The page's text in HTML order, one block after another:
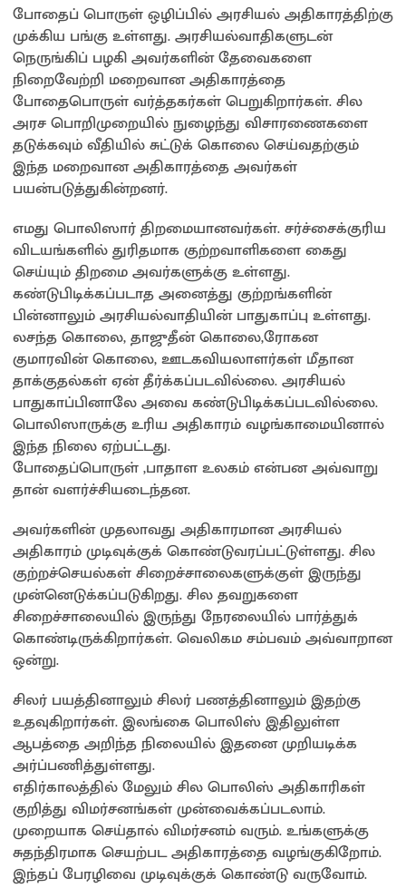
போதைப் பொருள் ஒழிப்பில் அரசியல் அதிகாரத்திற்கு
முக்கிய பங்கு உள்ளது. அரசியல்வாதிகளுடன்
நெருங்கிப் பழகி அவர்களின் தேவைகளை
நிறைவேற்றி மறைவான அதிகாரத்தை
போதைபொருள் வர்த்தகர்கள் பெறுகிறார்கள். சில
அரச பொறிமுறையில் நுழைந்து விசாரணைகளை
தடுக்கவும் வீதியில் சுட்டுக் கொலை செய்வதற்கும்
இந்த மறைவான அதிகாரத்தை அவர்கள்
பயன்படுத்துகின்றனர்.
எமது பொலிஸார் திறமையானவர்கள். சர்ச்சைக்குரிய
விடயங்களில் துரிதமாக குற்றவாளிகளை கைது
செய்யும் திறமை அவர்களுக்கு உள்ளது.
கண்டுபிடிக்கப்படாத அனைத்து குற்றங்களின்
பின்னாலும் அரசியல்வாதியின் பாதுகாப்பு உள்ளது.
லசந்த கொலை, தாஜுதீன் கொலை,ரோகன
குமாரவின் கொலை, ஊடகவியலாளர்கள் மீதான
தாக்குதல்கள் ஏன் தீர்க்கப்படவில்லை. அரசியல்
பாதுகாப்பினாலே அவை கண்டுபிடிக்கப்படவில்லை.
பொலிஸாருக்கு உரிய அதிகாரம் வழங்காமையினால்
இந்த நிலை ஏற்பட்டது.
போதைப்பொருள் ,பாதாள உலகம் என்பன அவ்வாறு
தான் வளர்ச்சியடைந்தன.
அவர்களின் முதலாவது அதிகாரமான அரசியல்
அதிகாரம் முடிவுக்குக் கொண்டுவரப்பட்டுள்ளது. சில
குற்றச்செயல்கள் சிறைச்சாலைகளுக்குள் இருந்து
முன்னெடுக்கப்படுகிறது. சில தவறுகளை
சிறைச்சாலையில் இருந்து நேரலையில் பார்த்துக்
கொண்டிருக்கிறார்கள். வெலிகம சம்பவம் அவ்வாறான
ஒன்று.
சிலர் பயத்தினாலும் சிலர் பணத்தினாலும் இதற்கு
உதவுகிறார்கள். இலங்கை பொலிஸ் இதிலுள்ள
ஆபத்தை அறிந்த நிலையில் இதனை முறியடிக்க
அர்ப்பணித்துள்ளது.
எதிர்காலத்தில் மேலும் சில பொலிஸ் அதிகாரிகள்
குறித்து விமர்சனங்கள் முன்வைக்கப்படலாம்.
முறையாக செய்தால் விமர்சனம் வரும். உங்களுக்கு
சுதந்திரமாக செயற்பட அதிகாரத்தை வழங்குகிறோம்.
இந்தப் பேரழிவை முடிவுக்குக் கொண்டு வருவோம்.